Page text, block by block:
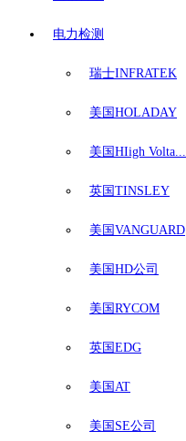
电力检测
瑞士INFRATEK
美国HOLADAY
美国HIigh Volta...
英国TINSLEY
美国VANGUARD
美国HD公司
美国RYCOM
英国EDG
美国AT
美国SE公司